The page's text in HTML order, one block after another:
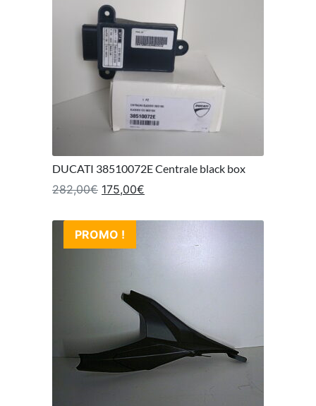
DUCATI 38510072E Centrale black box
282,00€ Le prix initial était : 282,00€.
175,00€
PROMO !